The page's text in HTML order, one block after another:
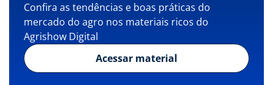
Confira as tendências e boas práticas do
mercado do agro nos materiais ricos do
Agrishow Digital
Acessar material